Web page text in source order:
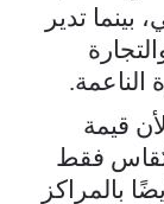
بينما تدير
الناعمة.
قيمة
تُقاس فقط
بالمراكز